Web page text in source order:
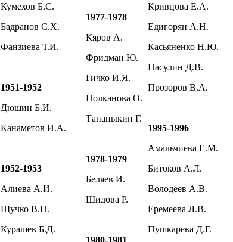
Кумехов Б.С.
Бадранов С.Х.
Фанзиева Т.И.
1951-1952
Дюшин Б.И.
Канаметов И.А.
1952-1953
Алиева А.И.
Щучко В.Н.
Курашев Б.Д.
1977-1978
Кяров А.
Фридман Ю.
Гичко И.Я.
Полканова О.
Тананыкин Г.
1978-1979
Беляев И.
Шидова Р.
1980-1981
Кривцова Е.А.
Едигорян А.Н.
Касьяненко Н.Ю.
Насулин Д.В.
Прозоров В.А.
1995-1996
Амальчиева Е.М.
Битоков А.Л.
Володеев А.В.
Еремеева Л.В.
Пушкарева Д.Г.